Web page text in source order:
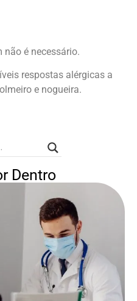
não é necessário.
respostas alérgicas a
e nogueira.
Dentro